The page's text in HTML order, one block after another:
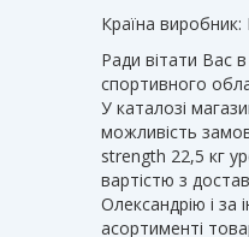
Країна виробник:
Ради вітати Вас
спортивного
У каталозі
можливість
strength 22,5 кг
вартістю з
Олександрію і за
асортименті